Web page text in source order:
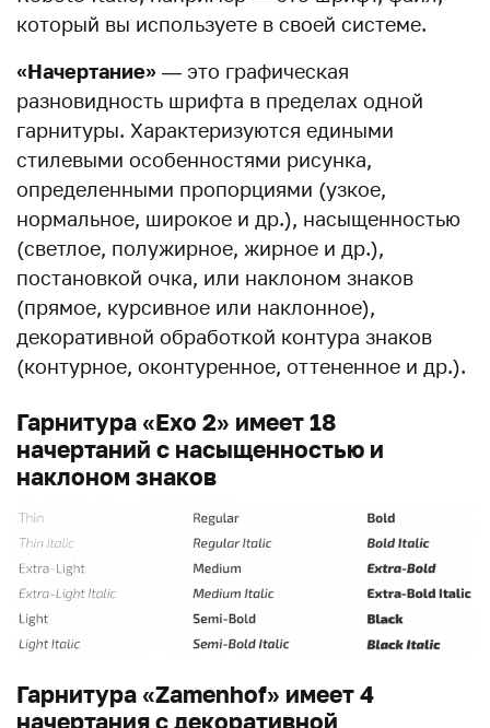
который вы используете в своей системе.
«Начертание» — это графическая
разновидность шрифта в пределах одной
гарнитуры. Характеризуются едиными
стилевыми особенностями рисунка,
определенными пропорциями (узкое,
нормальное, широкое и др.), насыщенностью
(светлое, полужирное, жирное и др.),
постановкой очка, или наклоном знаков
(прямое, курсивное или наклонное),
декоративной обработкой контура знаков
(контурное, оконтуренное, оттененное и др.).
Гарнитура «Exo 2» имеет 18
начертаний с насыщенностью и
наклоном знаков
Гарнитура «Zamenhof» имеет 4
начертания c декоративной